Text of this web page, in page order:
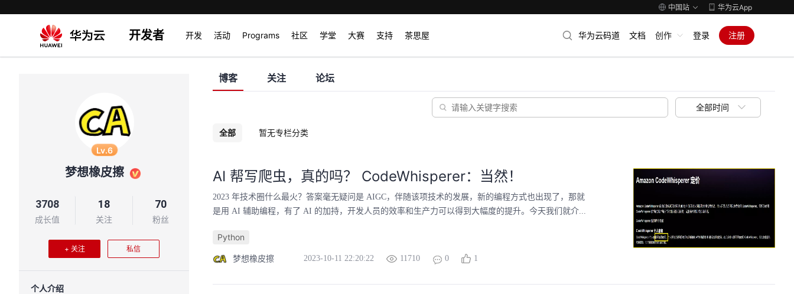
中国站 华为云App
开发者 开发 活动 Programs 社区 学堂 大赛 支持 茶思屋 华为云码道 文档 创作 登录 注册
Lv.6
梦想橡皮擦
3708
成长值
18
关注
70
粉丝
+ 关注 私信
个人介绍
博客 关注 论坛
全部时间
全部 暂无专栏分类
AI 帮写爬虫，真的吗？ CodeWhisperer：当然！
2023 年技术圈什么最火？答案毫无疑问是 AIGC，伴随该项技术的发展，新的编程方式也出现了，那就
是用 AI 辅助编程，有了 AI 的加持，开发人员的效率和生产力可以得到大幅度的提升。今天我们就介...
Python
梦想橡皮擦 2023-10-11 22:20:22 11710 0 1